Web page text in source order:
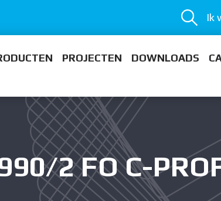
Ik
PROJECTEN DOWNLOADS
2 FO C-